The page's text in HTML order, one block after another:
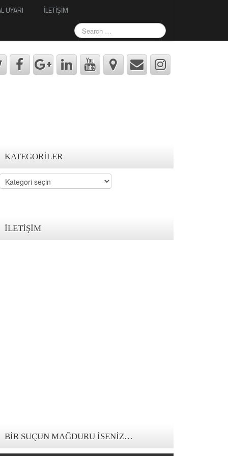
UYARI İLETİŞİM
KATEGORILER
İLETIŞIM
BIR SUÇUN MAĞDURU İSENIZ…